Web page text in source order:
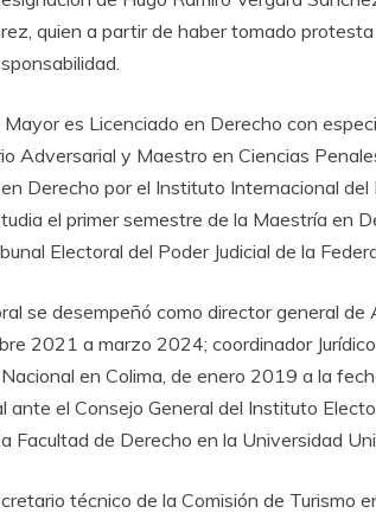
quien a partir de haber tomado
es Licenciado en Derecho con
Adversarial y Maestro en Ciencias
Derecho por el Instituto Internacional
el primer semestre de la Maestría en
Electoral del Poder Judicial de la
se desempeñó como director general
2021 a marzo 2024; coordinador
en Colima, de enero 2019 a la
ante el Consejo General del Instituto
Facultad de Derecho en la Universidad
técnico de la Comisión de Turismo